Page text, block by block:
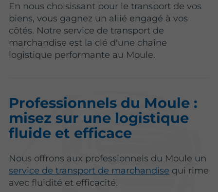
En nous choisissant pour le transport de vos
biens, vous gagnez un allié engagé à vos
côtés. Notre service de transport de
marchandise est la clé d'une chaîne
logistique performante au Moule.
Professionnels du Moule :
misez sur une logistique
fluide et efficace
Nous offrons aux professionnels du Moule un
service de transport de marchandise qui rime
avec fluidité et efficacité.